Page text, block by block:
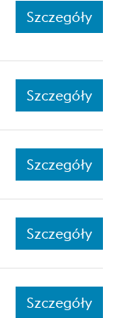
Szczegóły
Szczegóły
Szczegóły
Szczegóły
Szczegóły